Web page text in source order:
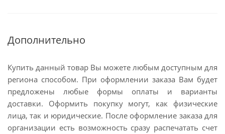
Дополнительно
Купить данный товар Вы можете любым доступным для
региона способом. При оформлении заказа Вам будет
предложены любые формы оплаты и варианты
доставки. Оформить покупку могут, как физические
лица, так и юридические. После оформление заказа для
организации есть возможность сразу распечатать счет